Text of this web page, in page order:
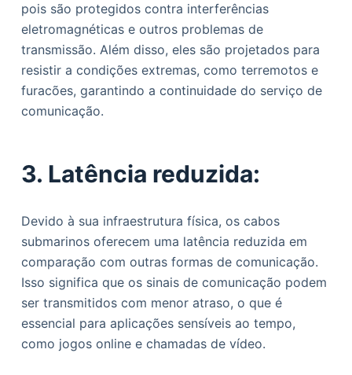
pois são protegidos contra interferências
eletromagnéticas e outros problemas de
transmissão. Além disso, eles são projetados para
resistir a condições extremas, como terremotos e
furacões, garantindo a continuidade do serviço de
comunicação.
3. Latência reduzida:
Devido à sua infraestrutura física, os cabos
submarinos oferecem uma latência reduzida em
comparação com outras formas de comunicação.
Isso significa que os sinais de comunicação podem
ser transmitidos com menor atraso, o que é
essencial para aplicações sensíveis ao tempo,
como jogos online e chamadas de vídeo.